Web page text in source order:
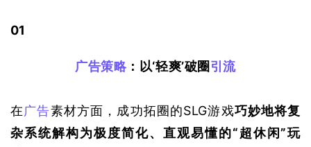
01
广告策略 ：以‘轻爽’破圈引流
在广告素材方面，成功拓圈的SLG游戏巧妙地将复
杂系统解构为极度简化、直观易懂的“超休闲”玩